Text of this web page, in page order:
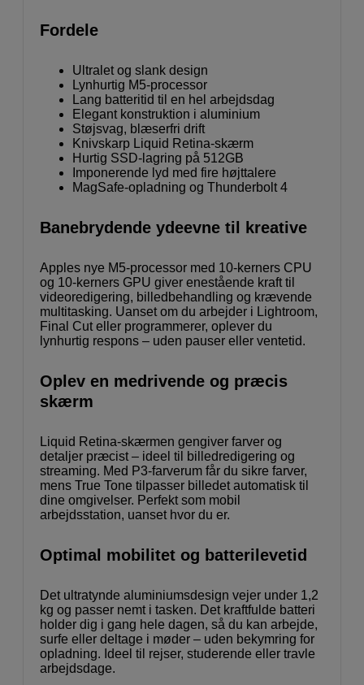
Fordele
Ultralet og slank design
Lynhurtig M5-processor
Lang batteritid til en hel arbejdsdag
Elegant konstruktion i aluminium
Støjsvag, blæserfri drift
Knivskarp Liquid Retina-skærm
Hurtig SSD-lagring på 512GB
Imponerende lyd med fire højttalere
MagSafe-opladning og Thunderbolt 4
Banebrydende ydeevne til kreative
Apples nye M5-processor med 10‑kerners CPU
og 10‑kerners GPU giver enestående kraft til
videoredigering, billedbehandling og krævende
multitasking. Uanset om du arbejder i Lightroom,
Final Cut eller programmerer, oplever du
lynhurtig respons – uden pauser eller ventetid.
Oplev en medrivende og præcis
skærm
Liquid Retina-skærmen gengiver farver og
detaljer præcist – ideel til billedredigering og
streaming. Med P3-farverum får du sikre farver,
mens True Tone tilpasser billedet automatisk til
dine omgivelser. Perfekt som mobil
arbejdsstation, uanset hvor du er.
Optimal mobilitet og batterilevetid
Det ultratynde aluminiumsdesign vejer under 1,2
kg og passer nemt i tasken. Det kraftfulde batteri
holder dig i gang hele dagen, så du kan arbejde,
surfe eller deltage i møder – uden bekymring for
opladning. Ideel til rejser, studerende eller travle
arbejdsdage.